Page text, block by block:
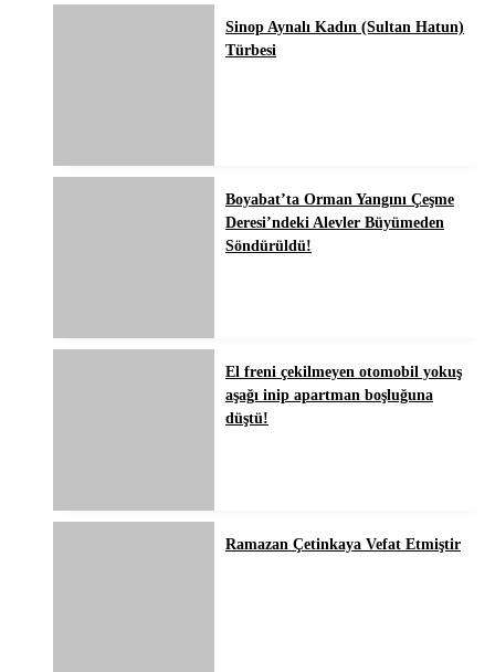
Sinop Aynalı Kadın (Sultan Hatun)
Türbesi
Boyabat’ta Orman Yangını Çeşme
Deresi’ndeki Alevler Büyümeden
Söndürüldü!
El freni çekilmeyen otomobil yokuş
aşağı inip apartman boşluğuna
düştü!
Ramazan Çetinkaya Vefat Etmiştir